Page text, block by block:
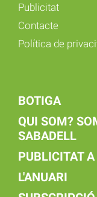
Publicitat
Contacte
Política de
BOTIGA
QUI SOM?
SABADELL
PUBLICITAT
L'ANUARI